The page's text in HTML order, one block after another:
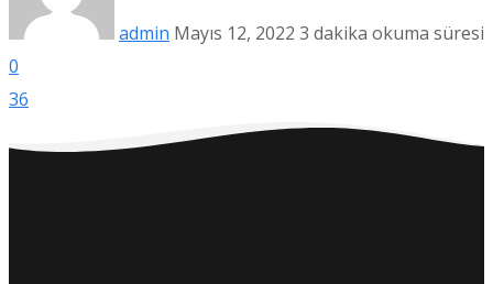
admin Mayıs 12, 2022 3 dakika okuma süresi
0
36